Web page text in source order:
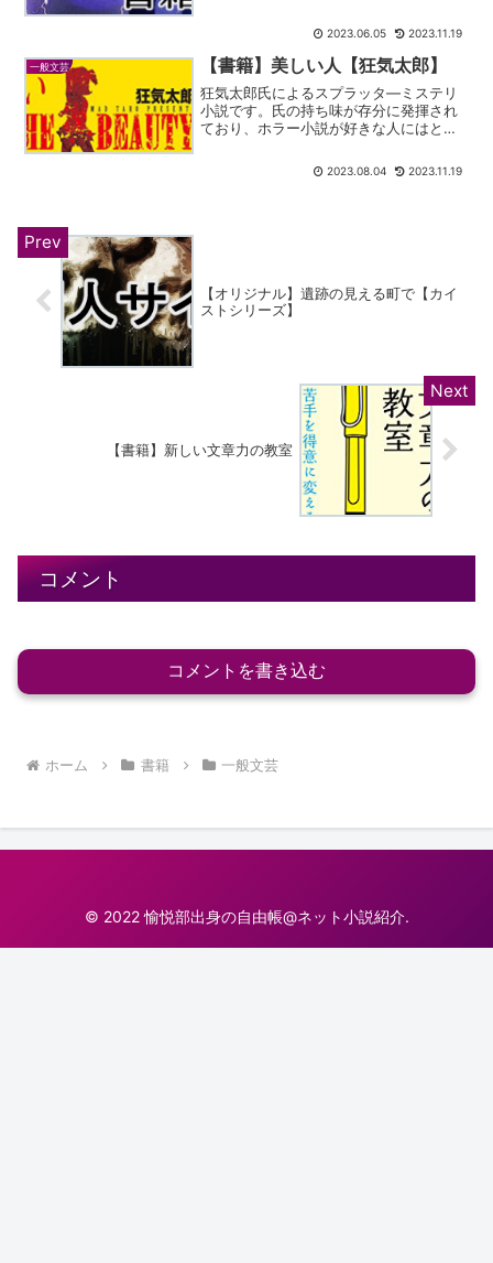
2023.06.05 2023.11.19
一般文芸 【書籍】美しい人【狂気太郎】
狂気太郎氏によるスプラッタ―ミステリ
小説です。氏の持ち味が存分に発揮され
ており、ホラー小説が好きな人にはとて
2023.08.04 2023.11.19
【オリジナル】遺跡の見える町で【カイ
ストシリーズ】
【書籍】新しい文章力の教室
コメント
コメントを書き込む
ホーム 書籍 一般文芸
© 2022 愉悦部出身の自由帳@ネット小説紹介.